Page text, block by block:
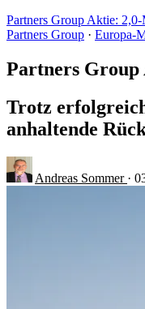
Partners Group Aktie:
Partners Group · Europa-
Partners
Trotz
anhaltende
Andreas Sommer ·